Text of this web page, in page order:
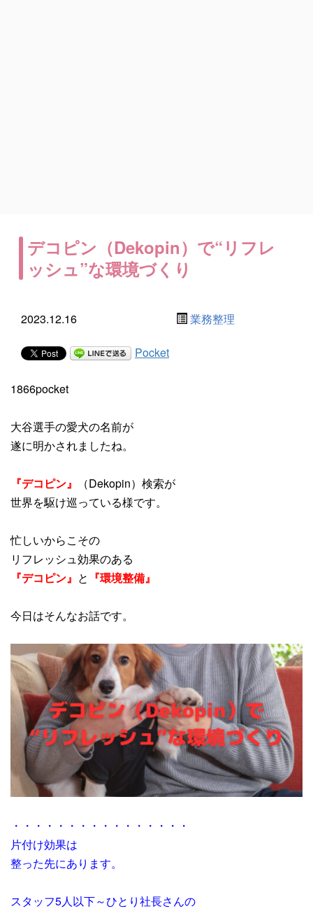
デコピン（Dekopin）で“リフレ
ッシュ”な環境づくり
2023.12.16 業務整理
Pocket
1866pocket
大谷選手の愛犬の名前が
遂に明かされましたね。
『デコピン』
（Dekopin）検索が
世界を駆け巡っている様です。
忙しいからこその
リフレッシュ効果のある
『デコピン』 と 『環境整備』
今日はそんなお話です。
・・・・・・・・・・・・・・・・
片付け効果は
整った先にあります。
スタッフ5人以下～ひとり社長さんの